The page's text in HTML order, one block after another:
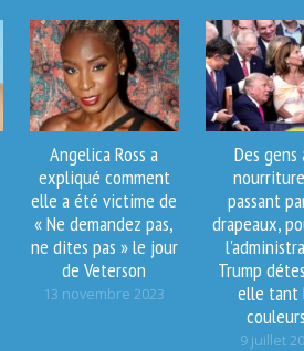
Angelica Ross a
expliqué comment
elle a été victime de
« Ne demandez pas,
ne dites pas » le jour
de Veterson
13 novembre 2023
Des gens
passant
drapeaux,
Trump
elle tant
9 juillet